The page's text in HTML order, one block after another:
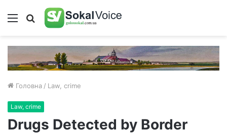
Меню Пошук
Головна / Law, crime
Law, crime
Drugs Detected by Border